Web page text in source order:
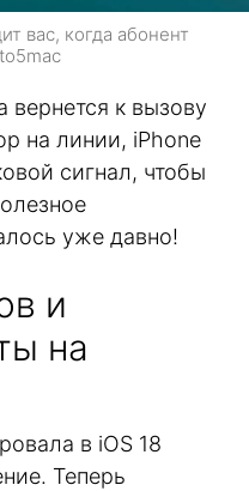
вас, когда абонент
вернется к вызову
на линии, iPhone
сигнал, чтобы
уже давно!
и
на
в iOS 18
Теперь